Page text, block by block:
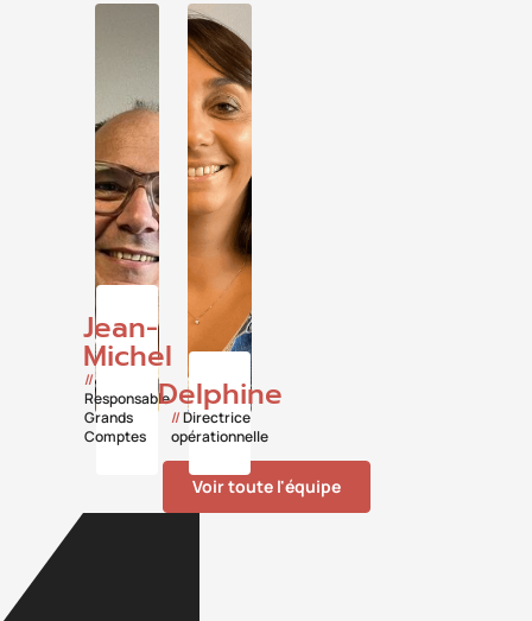
Jean-
Michel
//
Responsable
Grands
Comptes
Delphine
//Directrice
opérationnelle
Voir toute l'équipe